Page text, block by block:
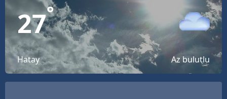
Balıkesir
Bilecik
Bingöl
Bitlis
27°
Hatay Az bulutlu